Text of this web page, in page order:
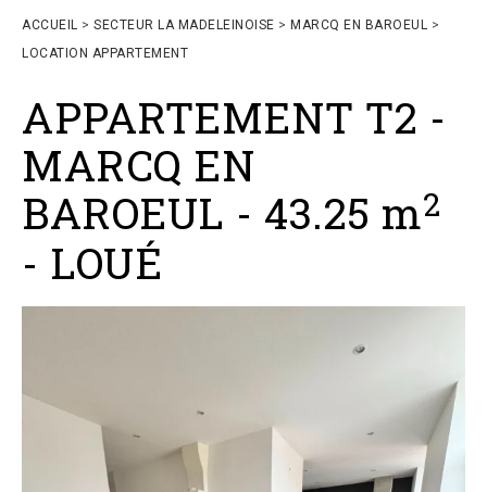
ACCUEIL > SECTEUR LA MADELEINOISE > MARCQ EN BAROEUL >
LOCATION APPARTEMENT
APPARTEMENT T2 -
MARCQ EN
BAROEUL - 43.25 m2
- LOUÉ